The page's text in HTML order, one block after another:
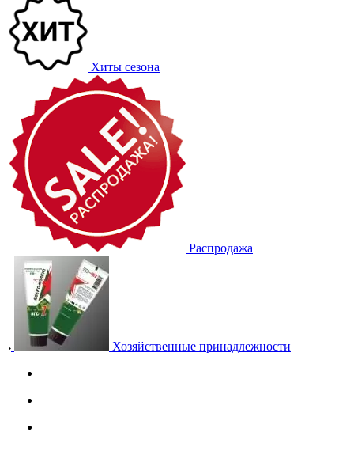
Хиты сезона
Распродажа
Хозяйственные принадлежности